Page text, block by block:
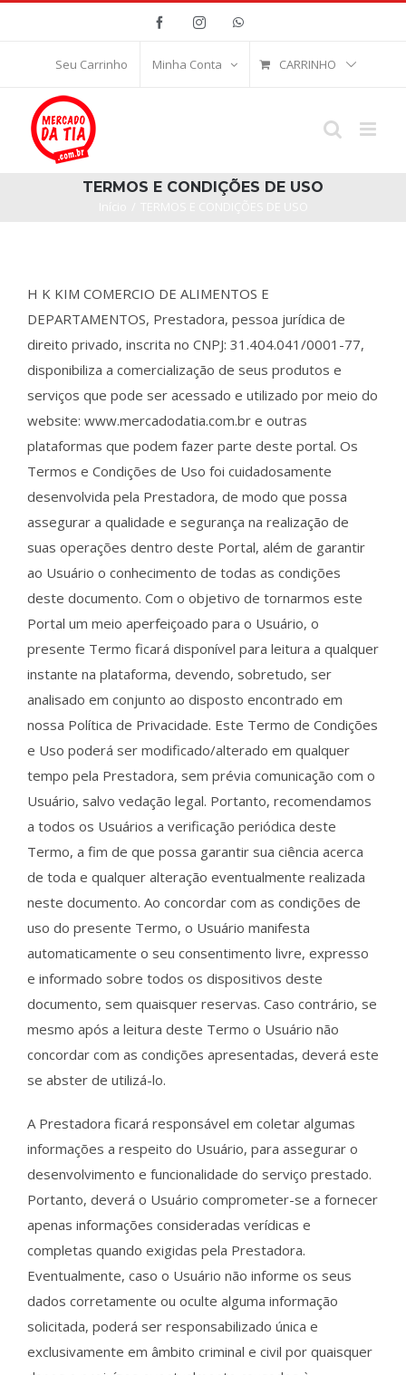
FacebookInstagramWhatsApp
Seu Carrinho Minha Conta CARRINHO
TERMOS E CONDIÇÕES DE USO
H K KIM COMERCIO DE ALIMENTOS E
DEPARTAMENTOS, Prestadora, pessoa jurídica de
direito privado, inscrita no CNPJ: 31.404.041/0001-77,
disponibiliza a comercialização de seus produtos e
serviços que pode ser acessado e utilizado por meio do
website: www.mercadodatia.com.br e outras
plataformas que podem fazer parte deste portal. Os
Termos e Condições de Uso foi cuidadosamente
desenvolvida pela Prestadora, de modo que possa
assegurar a qualidade e segurança na realização de
suas operações dentro deste Portal, além de garantir
ao Usuário o conhecimento de todas as condições
deste documento. Com o objetivo de tornarmos este
Portal um meio aperfeiçoado para o Usuário, o
presente Termo ficará disponível para leitura a qualquer
instante na plataforma, devendo, sobretudo, ser
analisado em conjunto ao disposto encontrado em
nossa Política de Privacidade. Este Termo de Condições
e Uso poderá ser modificado/alterado em qualquer
tempo pela Prestadora, sem prévia comunicação com o
Usuário, salvo vedação legal. Portanto, recomendamos
a todos os Usuários a verificação periódica deste
Termo, a fim de que possa garantir sua ciência acerca
de toda e qualquer alteração eventualmente realizada
neste documento. Ao concordar com as condições de
uso do presente Termo, o Usuário manifesta
automaticamente o seu consentimento livre, expresso
e informado sobre todos os dispositivos deste
documento, sem quaisquer reservas. Caso contrário, se
mesmo após a leitura deste Termo o Usuário não
concordar com as condições apresentadas, deverá este
se abster de utilizá-lo.
A Prestadora ficará responsável em coletar algumas
informações a respeito do Usuário, para assegurar o
desenvolvimento e funcionalidade do serviço prestado.
Portanto, deverá o Usuário comprometer-se a fornecer
apenas informações consideradas verídicas e
completas quando exigidas pela Prestadora.
Eventualmente, caso o Usuário não informe os seus
dados corretamente ou oculte alguma informação
solicitada, poderá ser responsabilizado única e
exclusivamente em âmbito criminal e civil por quaisquer